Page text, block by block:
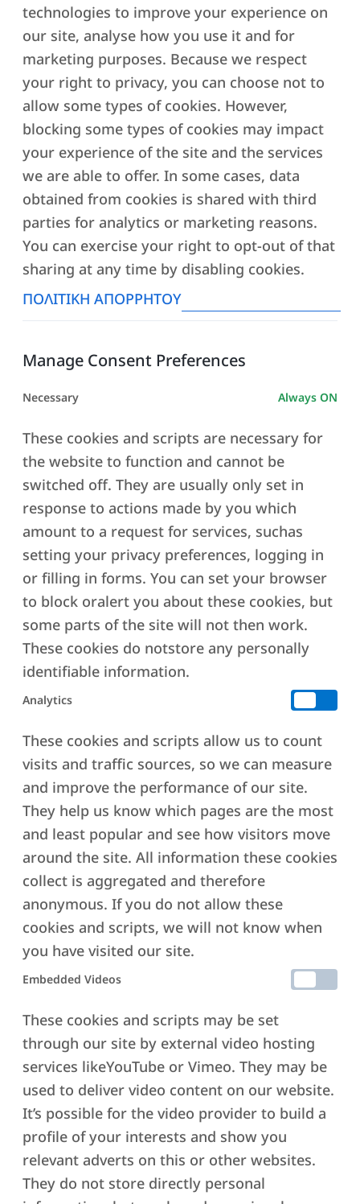
ΔΩΡΕΑΝ ΔΟΚΙΜΑΣΤΙΚΟ
YOGA
Δήλωσε συμμετοχή για μία δωρεάν συνεδρία yoga και έλα να
γνωρίσεις το EλIKI yoga studio στην Αργυρούπολη! Ένα
ολοκαίνουργιο yoga studio, που θα σου προσφέρει μία μοναδική
εμπειρία.
ΚΛΕΙΣΕ ΔΟΚΙΜΑΣΤΙΚΟ ΠΡΟΓΡΑΜΜΑ
ΣΥΝΔΡΟΜΕΣ
Η ΓΙOΓΚΑ ΩΣ
ΤEΧΝΗ ΖΩΗΣ:
ΑΝΑΚΑΛΥΨΤΕ
ΤΗΝ ΑΛΛΑΓΗ
ΠΟΥ ΚΡΥΒΕΤΑΙ
ΜΕΣΑ ΣΑΣ
Καλλιεργεί την
Εσωτερική Γαλήνη
Μεταμορφώνει τη
Νοητική Διαύγεια και τη
Επαναπροσδιορίζει τη
Σχέση σας με το Άγχος
Ανάπτυξη και
Ενδυνάμωση
Βαθαίνει τη Σύνδεση με
τον Εαυτό σας και τους
Άλλους
Ενισχύει τη
Δημιουργικότητα και την
Επίλυση Προβλημάτων
Δημιουργεί έναν Θετικό
και Στοχευμένο Τρόπο
Ζωής
Ενθαρρύνει την
HEALTHY BODY
αποτελεί το θεμέλιο για μια ζωή
technologies to improve your experience on
our site, analyse how you use it and for
marketing purposes. Because we respect
your right to privacy, you can choose not to
allow some types of cookies. However,
blocking some types of cookies may impact
your experience of the site and the services
we are able to offer. In some cases, data
obtained from cookies is shared with third
parties for analytics or marketing reasons.
You can exercise your right to opt-out of that
sharing at any time by disabling cookies.
ΠΟΛΙΤΙΚΗ ΑΠΟΡΡΗΤΟΥ
Manage Consent Preferences
Necessary Always ON
These cookies and scripts are necessary for
the website to function and cannot be
switched off. They are usually only set in
response to actions made by you which
amount to a request for services, suchas
setting your privacy preferences, logging in
or filling in forms. You can set your browser
to block oralert you about these cookies, but
some parts of the site will not then work.
These cookies do notstore any personally
identifiable information.
Analytics
These cookies and scripts allow us to count
visits and traffic sources, so we can measure
and improve the performance of our site.
They help us know which pages are the most
and least popular and see how visitors move
around the site. All information these cookies
collect is aggregated and therefore
anonymous. If you do not allow these
cookies and scripts, we will not know when
you have visited our site.
Embedded Videos
These cookies and scripts may be set
through our site by external video hosting
services likeYouTube or Vimeo. They may be
used to deliver video content on our website.
It’s possible for the video provider to build a
profile of your interests and show you
relevant adverts on this or other websites.
They do not store directly personal